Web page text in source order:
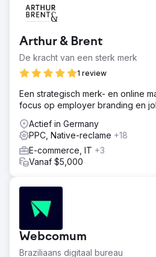
Arthur & Brent
De kracht van een sterk merk
1 review
Een strategisch merk- en online
focus op employer branding en
Actief in Germany
PPC, Native-reclame +18
E-commerce, IT +3
Vanaf $5,000
Webcomum
Braziliaans digitaal bureau